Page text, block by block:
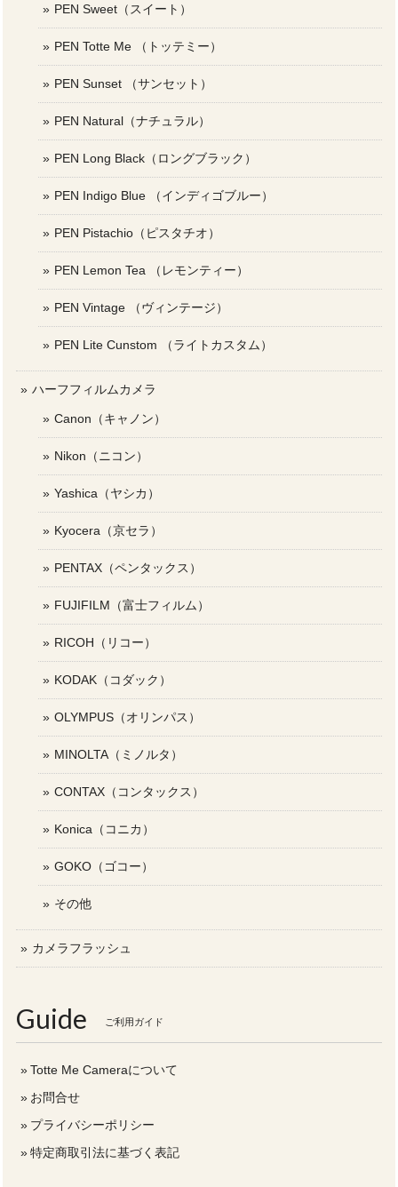
PEN Sweet（スイート）
PEN Totte Me （トッテミー）
PEN Sunset （サンセット）
PEN Natural（ナチュラル）
PEN Long Black（ロングブラック）
PEN Indigo Blue （インディゴブルー）
PEN Pistachio（ピスタチオ）
PEN Lemon Tea （レモンティー）
PEN Vintage （ヴィンテージ）
PEN Lite Cunstom （ライトカスタム）
ハーフフィルムカメラ
Canon（キャノン）
Nikon（ニコン）
Yashica（ヤシカ）
Kyocera（京セラ）
PENTAX（ペンタックス）
FUJIFILM（富士フィルム）
RICOH（リコー）
KODAK（コダック）
OLYMPUS（オリンパス）
MINOLTA（ミノルタ）
CONTAX（コンタックス）
Konica（コニカ）
GOKO（ゴコー）
その他
カメラフラッシュ
Guide ご利用ガイド
Totte Me Cameraについて
お問合せ
プライバシーポリシー
特定商取引法に基づく表記